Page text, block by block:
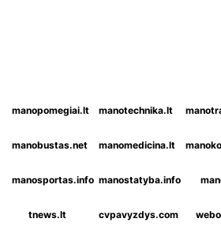
manopomegiai.lt manotechnika.lt
manobustas.net manomedicina.lt
manosportas.info manostatyba.info
tnews.lt cvpavyzdys.com